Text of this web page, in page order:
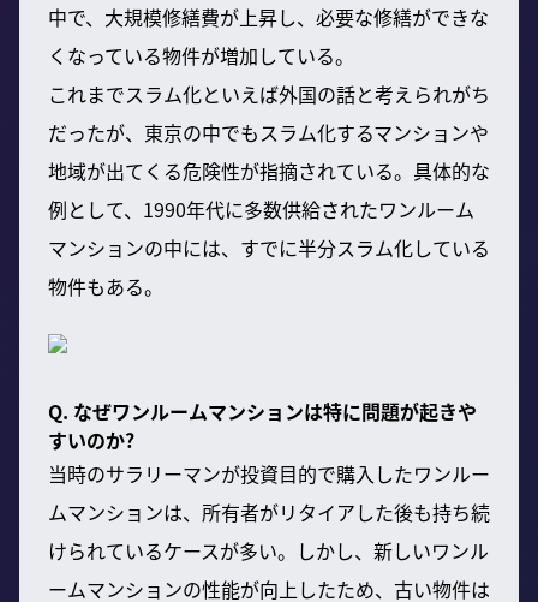
中で、大規模修繕費が上昇し、必要な修繕ができな
くなっている物件が増加している。
これまでスラム化といえば外国の話と考えられがち
だったが、東京の中でもスラム化するマンションや
地域が出てくる危険性が指摘されている。具体的な
例として、1990年代に多数供給されたワンルーム
マンションの中には、すでに半分スラム化している
物件もある。
Q. なぜワンルームマンションは特に問題が起きや
すいのか?
当時のサラリーマンが投資目的で購入したワンルー
ムマンションは、所有者がリタイアした後も持ち続
けられているケースが多い。しかし、新しいワンル
ームマンションの性能が向上したため、古い物件は